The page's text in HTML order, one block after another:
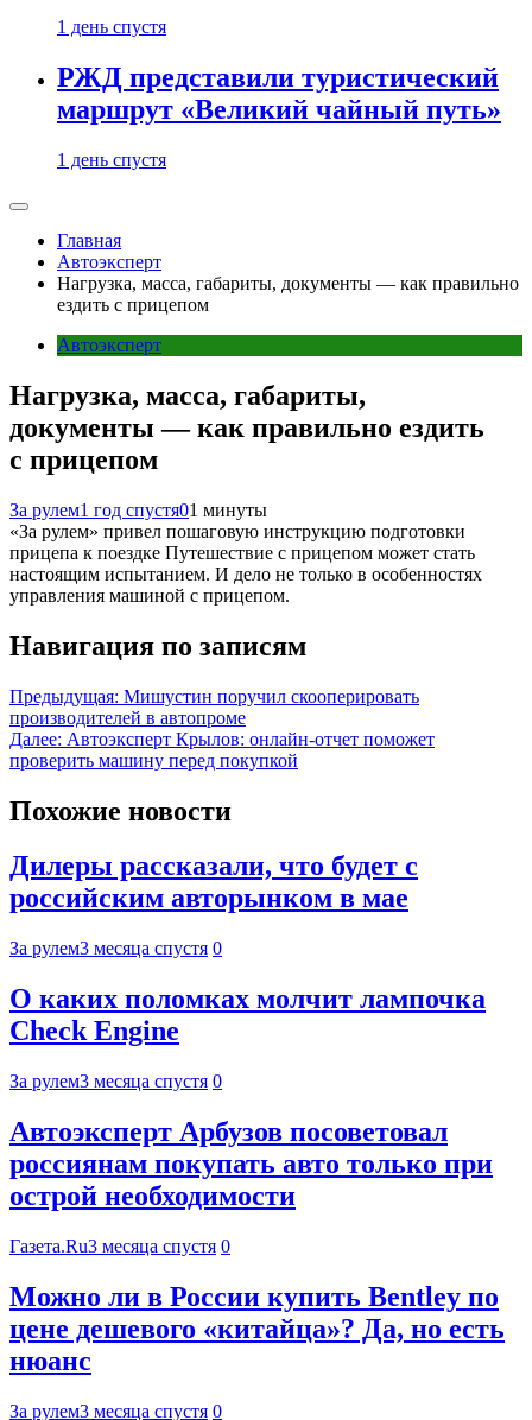
1 день спустя
РЖД представили туристический
маршрут «Великий чайный путь»
1 день спустя
Главная
Автоэксперт
Нагрузка, масса, габариты, документы — как правильно
ездить с прицепом
Автоэксперт
Нагрузка, масса, габариты,
документы — как правильно ездить
с прицепом
За рулем1 год спустя01 минуты
«За рулем» привел пошаговую инструкцию подготовки
прицепа к поездке Путешествие с прицепом может стать
настоящим испытанием. И дело не только в особенностях
управления машиной с прицепом.
Навигация по записям
Предыдущая: Мишустин поручил скооперировать
производителей в автопроме
Далее: Автоэксперт Крылов: онлайн-отчет поможет
проверить машину перед покупкой
Похожие новости
Дилеры рассказали, что будет с
российским авторынком в мае
За рулем3 месяца спустя 0
О каких поломках молчит лампочка
Check Engine
За рулем3 месяца спустя 0
Автоэксперт Арбузов посоветовал
россиянам покупать авто только при
острой необходимости
Газета.Ru3 месяца спустя 0
Можно ли в России купить Bentley по
цене дешевого «китайца»? Да, но есть
нюанс
За рулем3 месяца спустя 0